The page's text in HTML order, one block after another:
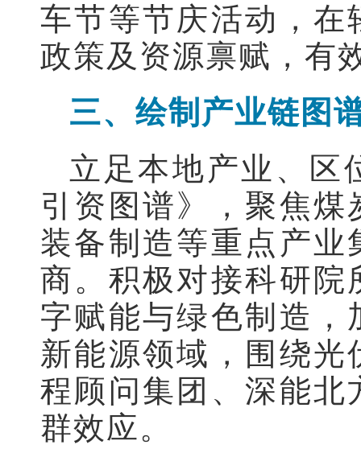
车节等节庆活动，在
政策及资源禀赋，有
三、绘制产业链图
立足本地产业、区
引资图谱》，聚焦
装备制造等重点产
商。积极对接科研院
字赋能与绿色制造
新能源领域，围绕
程顾问集团、深能北
群效应。